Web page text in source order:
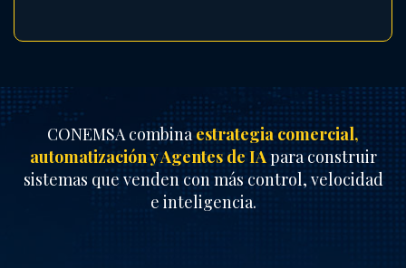
CONEMSA combinaestrategia comercial,
automatización y Agentes de IApara construir
sistemas que venden con más control, velocidad
e inteligencia.